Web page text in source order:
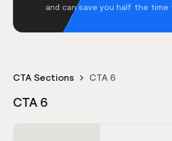
and can save you half the time
CTA Sections CTA 6
CTA 6